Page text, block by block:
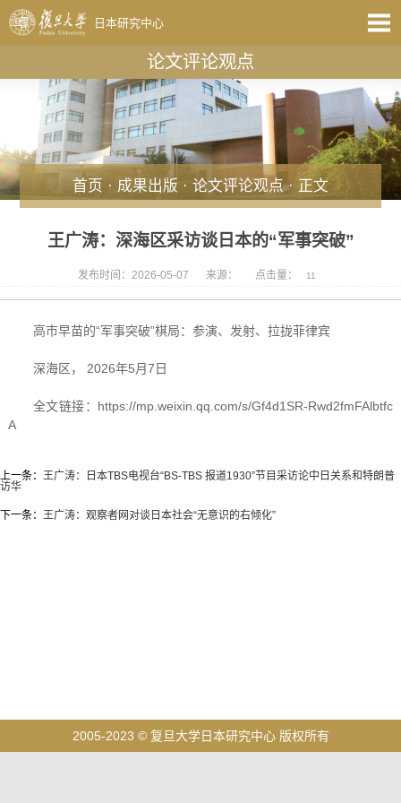
日本研究中心
论文评论观点
首页 · 成果出版 · 论文评论观点· 正文
王广涛：深海区采访谈日本的“军事突破”
发布时间：2026-05-07 来源： 点击量： 11
高市早苗的“军事突破”棋局：参演、发射、拉拢菲律宾
深海区， 2026年5月7日
全文链接：https://mp.weixin.qq.com/s/Gf4d1SR-Rwd2fmFAlbtfc
A
上一条： 王广涛：日本TBS电视台“BS-TBS 报道1930”节目采访论中日关系和特朗普
访华
下一条： 王广涛：观察者网对谈日本社会“无意识的右倾化”
2005-2023 © 复旦大学日本研究中心 版权所有